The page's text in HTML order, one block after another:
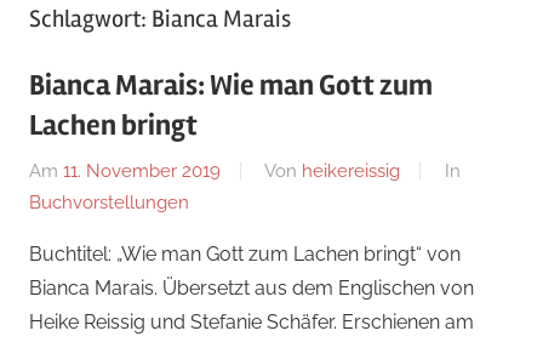
Schlagwort: Bianca Marais
Bianca Marais: Wie man Gott zum
Lachen bringt
Am 11. November 2019 Von heikereissig
In
Buchvorstellungen
Buchtitel: „Wie man Gott zum Lachen bringt“ von
Bianca Marais. Übersetzt aus dem Englischen von
Heike Reissig und Stefanie Schäfer. Erschienen am